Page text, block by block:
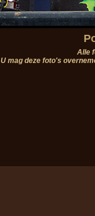
Alle
U mag deze foto's